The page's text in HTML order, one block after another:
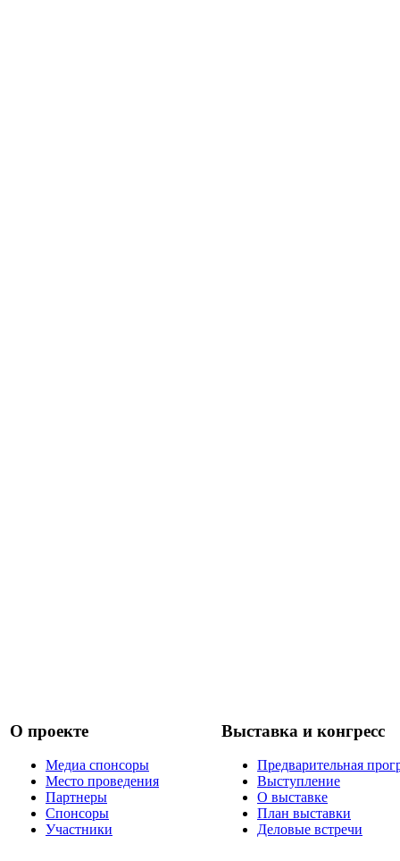
О проекте
Медиа спонсоры
Место проведения
Партнеры
Спонсоры
Участники
Выставка и конгресс
Предварительная
Выступление
О выставке
План выставки
Деловые встречи